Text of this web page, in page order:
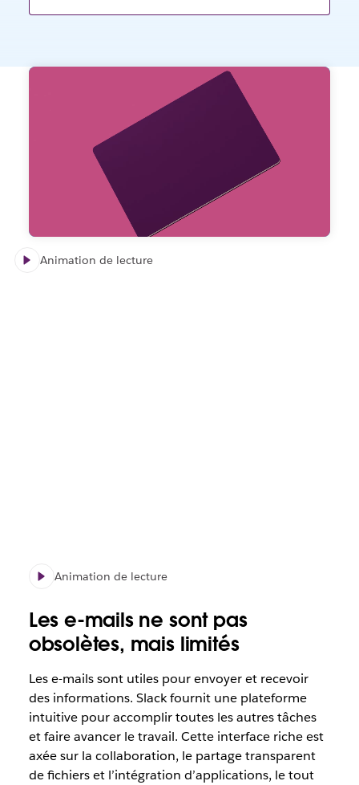
Animation de lecture
Animation de lecture
Les e-mails ne sont pas
obsolètes, mais limités
Les e-mails sont utiles pour envoyer et recevoir
des informations. Slack fournit une plateforme
intuitive pour accomplir toutes les autres tâches
et faire avancer le travail. Cette interface riche est
axée sur la collaboration, le partage transparent
de fichiers et l’intégration d’applications, le tout